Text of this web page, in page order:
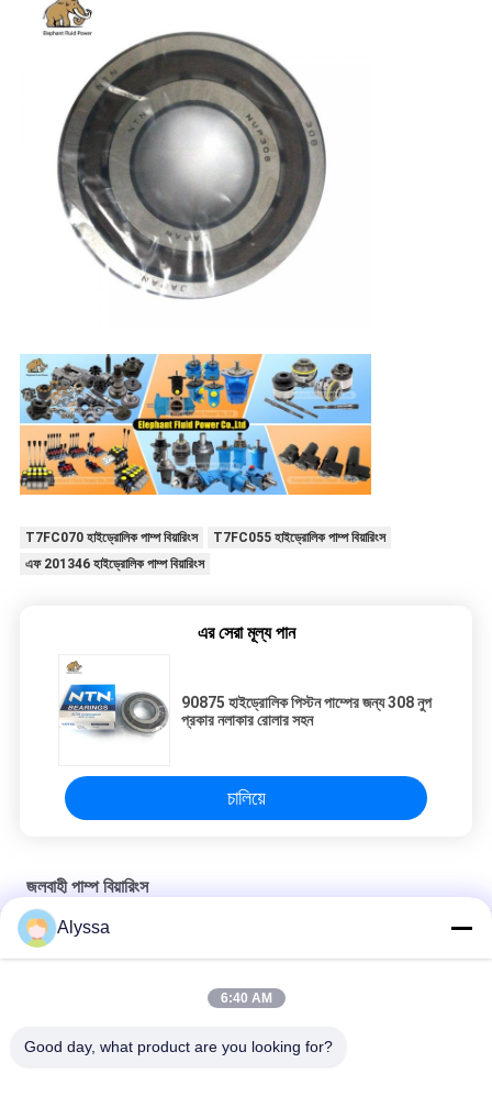
T7FC070 হাইড্রোলিক পাম্প বিয়ারিংস
T7FC055 হাইড্রোলিক পাম্প বিয়ারিংস
এফ 201346 হাইড্রোলিক পাম্প বিয়ারিংস
এর সেরা মূল্য পান
90875 হাইড্রোলিক পিস্টন পাম্পের জন্য 308 নুপ
প্রকার নলাকার রোলার সহন
চালিয়ে
জলবাহী পাম্প বিয়ারিংস
A11V0130 জলবাহী পাম্প বিয়ারিংস
Alyssa
6:40 AM
Good day, what product are you looking for?